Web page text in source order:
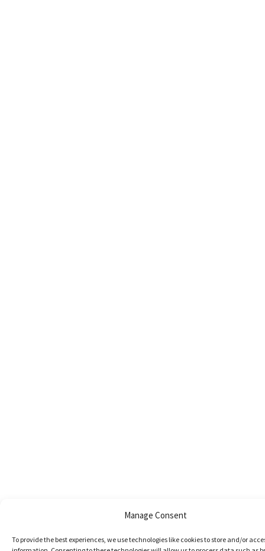
Manage Consent
To provide the best experiences, we use technologies like cookies to store and/or